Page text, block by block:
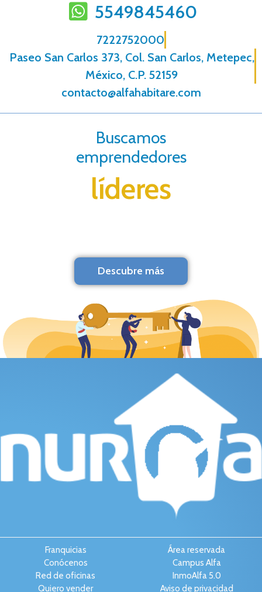
5549845460
7222752000
Paseo San Carlos 373, Col. San Carlos, Metepec,
México, C.P. 52159
contacto@alfahabitare.com
Buscamos
emprendedores
líderes
Descubre más
Franquicias
Conócenos
Red de oficinas
Quiero vender
Área reservada
Campus Alfa
InmoAlfa 5.0
Aviso de privacidad